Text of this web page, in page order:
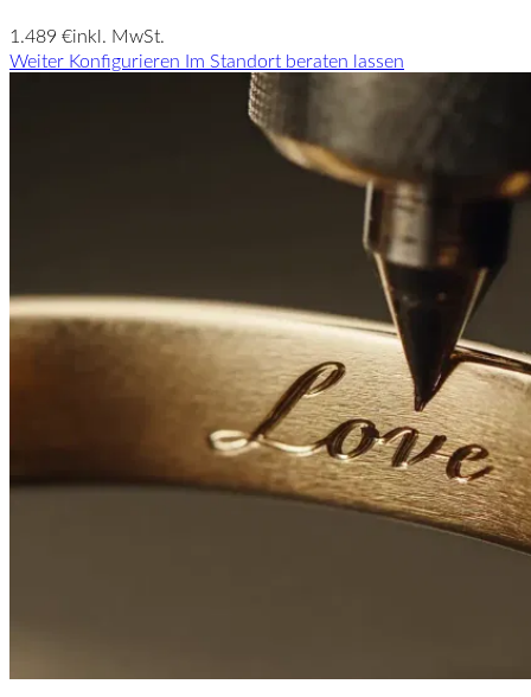
1.489 €inkl. MwSt.
Weiter Konfigurieren Im Standort beraten lassen